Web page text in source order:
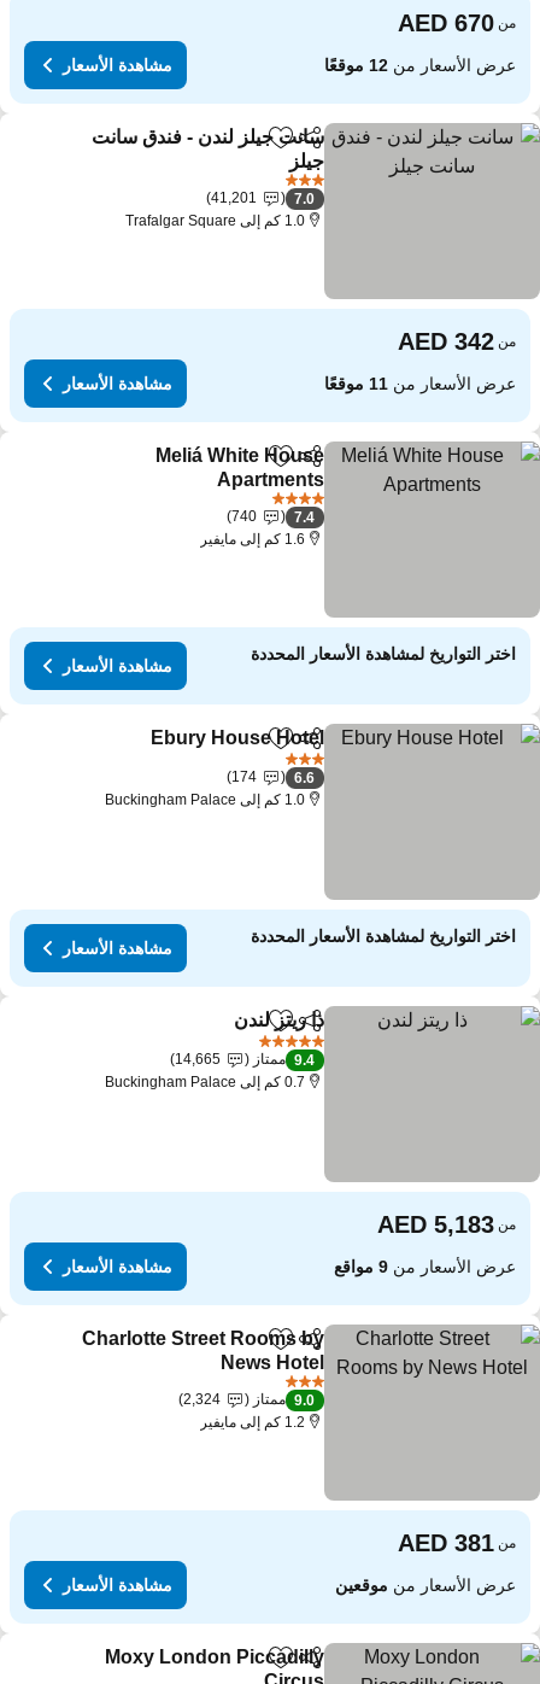
من
عرض الأسعار من12 موقعًا مشاهدة الأسعار
مشاركةAdd to favorites
سانت جيلز لندن - فندق سانت
جيلز
7.0
41,201
1.0 كم إلى Trafalgar Square
من
عرض الأسعار من11 موقعًا مشاهدة الأسعار
مشاركةAdd to favorites
Meliá White House
Apartments
7.4
740
1.6 كم إلى مايفير
اختر التواريخ لمشاهدة الأسعار المحددة
مشاهدة الأسعار
مشاركةAdd to favorites
Ebury House Hotel
6.6
174
1.0 كم إلى Buckingham Palace
اختر التواريخ لمشاهدة الأسعار المحددة
مشاهدة الأسعار
مشاركةAdd to favorites
ذا ريتز لندن
9.4 ممتاز
14,665
0.7 كم إلى Buckingham Palace
من
عرض الأسعار من9 مواقع مشاهدة الأسعار
مشاركةAdd to favorites
Charlotte Street Rooms by
News Hotel
9.0 ممتاز
2,324
1.2 كم إلى مايفير
من
عرض الأسعار منموقعين مشاهدة الأسعار
مشاركةAdd to favorites
Moxy London Piccadilly